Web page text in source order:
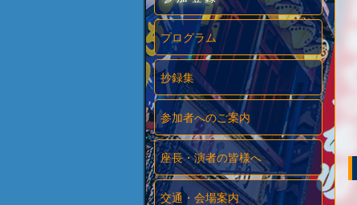
プログラム
抄録集
参加者へのご案内
座長・演者の皆様へ
交通・会場案内